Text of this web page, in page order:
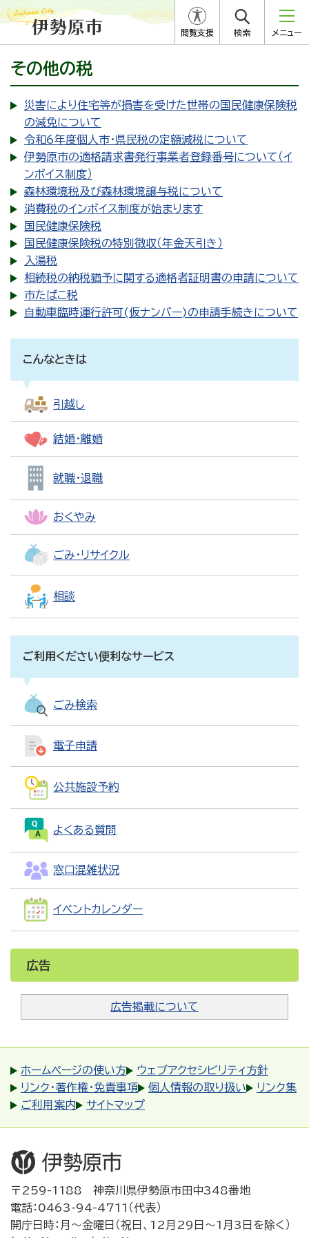
閲覧支援 検索 メニュー
その他の税
災害により住宅等が損害を受けた世帯の国民健康保険税
の減免について
令和6年度個人市・県民税の定額減税について
伊勢原市の適格請求書発行事業者登録番号について（イ
ンボイス制度）
森林環境税及び森林環境譲与税について
消費税のインボイス制度が始まります
国民健康保険税
国民健康保険税の特別徴収（年金天引き）
入湯税
相続税の納税猶予に関する適格者証明書の申請について
市たばこ税
自動車臨時運行許可(仮ナンバー)の申請手続きについて
こんなときは
引越し
結婚・離婚
就職・退職
おくやみ
ごみ・リサイクル
相談
ご利用ください便利なサービス
ごみ検索
電子申請
公共施設予約
よくある質問
窓口混雑状況
イベントカレンダー
広告
広告掲載について
ホームページの使い方
ウェブアクセシビリティ方針
リンク・著作権・免責事項
個人情報の取り扱い
リンク集
ご利用案内
サイトマップ
〒259-1188 神奈川県伊勢原市田中348番地
電話：0463-94-4711（代表）
開庁日時：月～金曜日（祝日、12月29日～1月3日を除く）